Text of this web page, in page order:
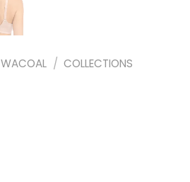
WACOAL / COLLECTIONS